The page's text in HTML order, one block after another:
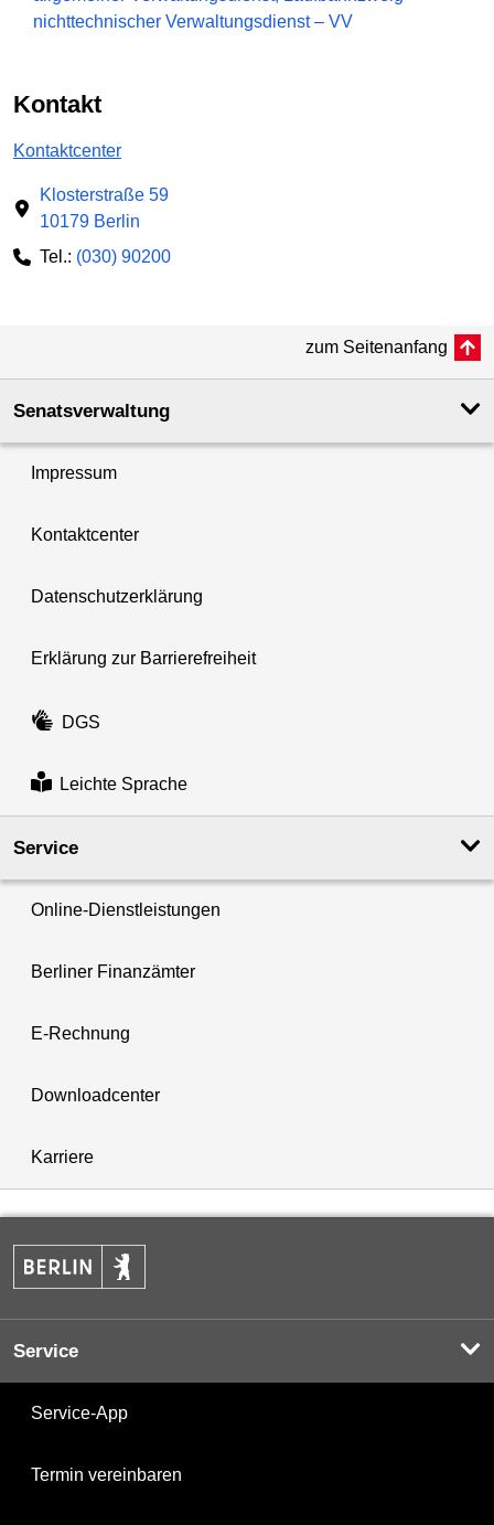
nichttechnischer Verwaltungsdienst – VV
Kontakt
Kontaktcenter
Klosterstraße 59
10179 Berlin
Tel.: (030) 90200
zum Seitenanfang
Senatsverwaltung
Impressum
Kontaktcenter
Datenschutzerklärung
Erklärung zur Barrierefreiheit
DGS
Leichte Sprache
Service
Online-Dienstleistungen
Berliner Finanzämter
E-Rechnung
Downloadcenter
Karriere
Service
Service-App
Termin vereinbaren